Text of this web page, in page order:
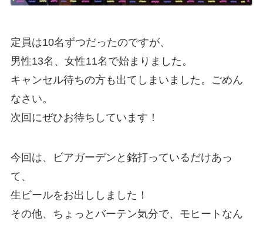
定員は10名ずつだったのですが、
男性13名、女性11名で始まりました。
キャンセル待ちの方も出てしまいました。ごめん
なさい。
次回にぜひお待ちしています！
今回は、ビアガーデンと銘打っているだけあっ
て、
生ビールをお出ししました！
その他、ちょっとバーテン気分で、モヒートなん